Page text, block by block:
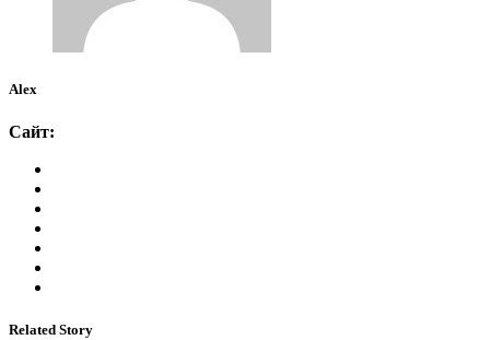
Alex
Сайт:
Related Story